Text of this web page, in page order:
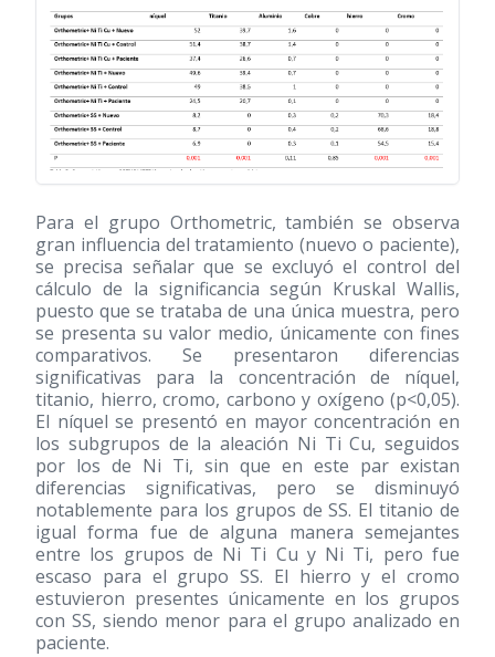
Para el grupo Orthometric, también se observa
gran influencia del tratamiento (nuevo o paciente),
se precisa señalar que se excluyó el control del
cálculo de la significancia según Kruskal Wallis,
puesto que se trataba de una única muestra, pero
se presenta su valor medio, únicamente con fines
comparativos. Se presentaron diferencias
significativas para la concentración de níquel,
titanio, hierro, cromo, carbono y oxígeno (p<0,05).
El níquel se presentó en mayor concentración en
los subgrupos de la aleación Ni Ti Cu, seguidos
por los de Ni Ti, sin que en este par existan
diferencias significativas, pero se disminuyó
notablemente para los grupos de SS. El titanio de
igual forma fue de alguna manera semejantes
entre los grupos de Ni Ti Cu y Ni Ti, pero fue
escaso para el grupo SS. El hierro y el cromo
estuvieron presentes únicamente en los grupos
con SS, siendo menor para el grupo analizado en
paciente.